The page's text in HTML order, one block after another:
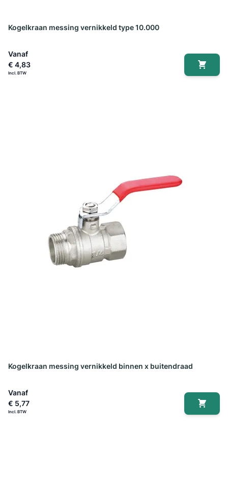
Kogelkraan messing vernikkeld type 10.000
Vanaf
€ 4,83
Kogelkraan messing vernikkeld binnen x buitendraad
Vanaf
€ 5,77